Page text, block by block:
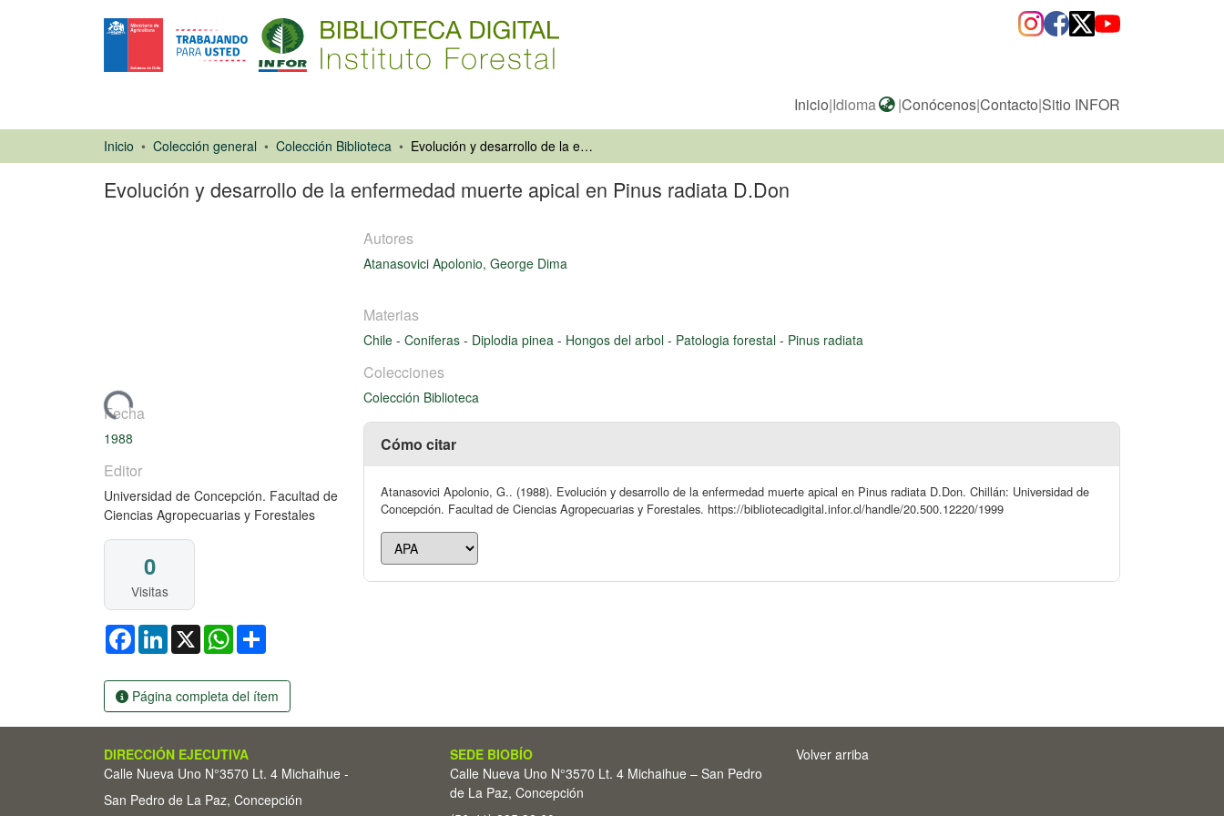
Inicio|Idioma |Conócenos|Contacto|Sitio INFOR
Inicio Colección general Colección Biblioteca Evolución y desarrollo de la enfermedad muerte apical en Pinus radiata D.Don
Evolución y desarrollo de la enfermedad muerte apical en Pinus radiata D.Don
Cargando...
Fecha
1988
Editor
Universidad de Concepción. Facultad de
Ciencias Agropecuarias y Forestales
0
Visitas
FacebookLinkedIn
X WhatsApp
Página completa del ítem
Autores
Atanasovici Apolonio, George Dima
Materias
Chile - Coniferas - Diplodia pinea - Hongos del arbol - Patologia forestal - Pinus radiata
Colecciones
Colección Biblioteca
Cómo citar
Atanasovici Apolonio, G.. (1988). Evolución y desarrollo de la enfermedad muerte apical en Pinus radiata D.Don. Chillán: Universidad de
Concepción. Facultad de Ciencias Agropecuarias y Forestales. https://bibliotecadigital.infor.cl/handle/20.500.12220/1999
DIRECCIÓN EJECUTIVA
Calle Nueva Uno N°3570 Lt. 4 Michaihue -
San Pedro de La Paz, Concepción
SEDE BIOBÍO
Calle Nueva Uno N°3570 Lt. 4 Michaihue – San Pedro
de La Paz, Concepción
Volver arriba